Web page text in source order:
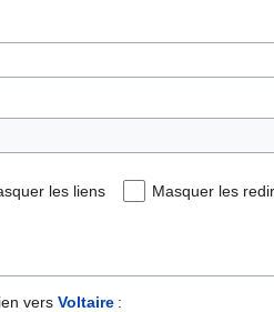
les liens Masquer les
vers Voltaire :